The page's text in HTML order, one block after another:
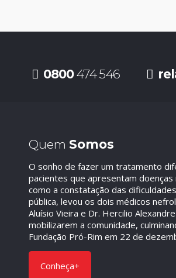
0800474 546
Quem Somos
O sonho de fazer um tratamento
pacientes que apresentam doenças
como a constatação das
pública, levou os dois médicos
Aluísio Vieira e Dr. Hercilio
mobilizarem a comunidade,
Fundação Pró-Rim em 22 de
Conheça+